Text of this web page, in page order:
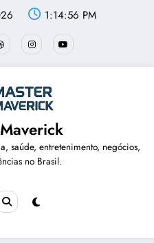
1:14:57 PM
saúde, entretenimento, negócios,
no Brasil.